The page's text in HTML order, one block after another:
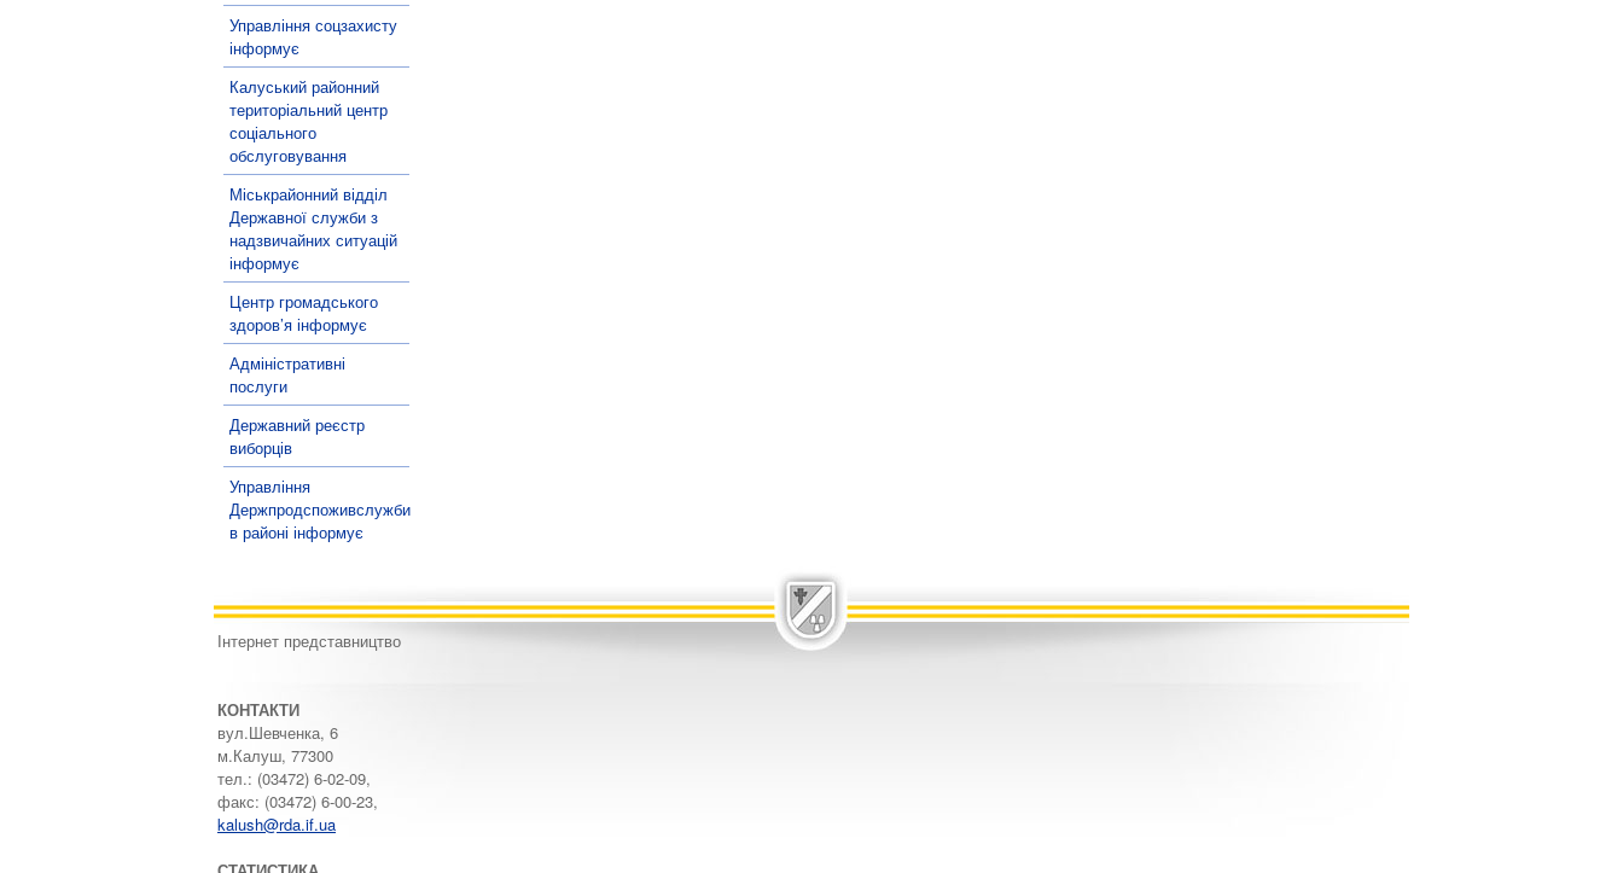
Управління соцзахисту
інформує
Калуський районний
територіальний центр
соціального
обслуговування
Міськрайонний відділ
Державної служби з
надзвичайних ситуацій
інформує
Центр громадського
здоров’я інформує
Адміністративні
послуги
Державний реєстр
виборців
Управління
Держпродспоживслужби
в районі інформує
Інтернет представництво
КОНТАКТИ
вул.Шевченка, 6
м.Калуш, 77300
тел.: (03472) 6-02-09,
факс: (03472) 6-00-23,
kalush@rda.if.ua